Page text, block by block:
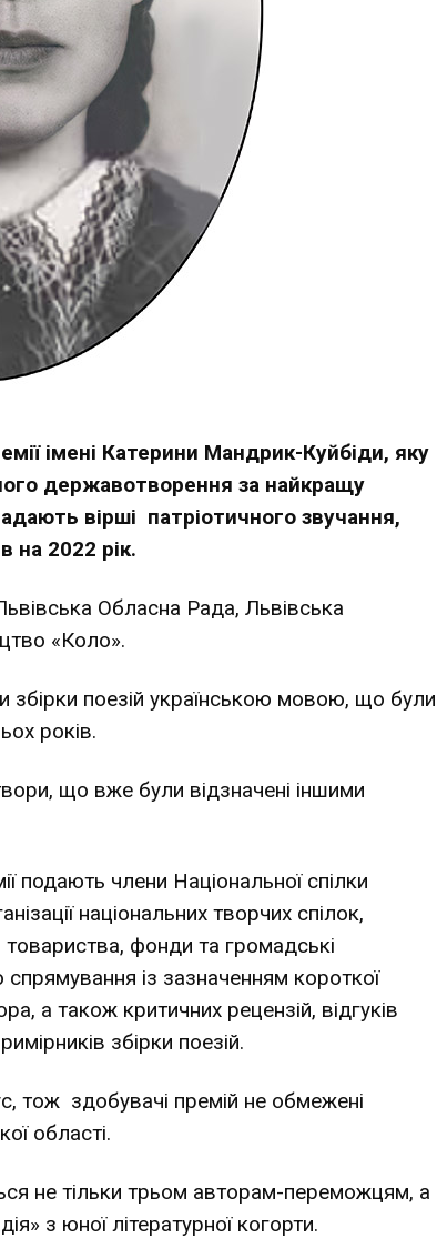
імені Катерини Мандрик-Куйбіди, яку
державотворення за найкращу
вірші патріотичного звучання,
на 2022 рік.
Обласна Рада, Львівська
«Коло».
збірки поезій українською мовою, що були
років.
що вже були відзначені іншими
подають члени Національної спілки
національних творчих спілок,
товариства, фонди та громадські
спрямування із зазначенням короткої
а також критичних рецензій, відгуків
збірки поезій.
тож здобувачі премій не обмежені
області.
не тільки трьом авторам-переможцям, а
з юної літературної когорти.